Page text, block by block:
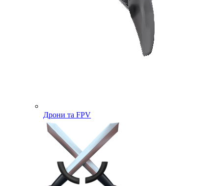
Дрони та FPV